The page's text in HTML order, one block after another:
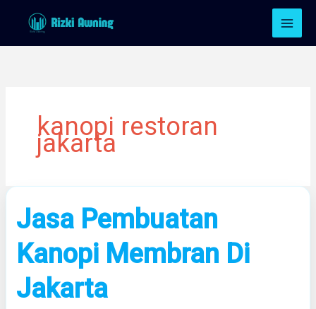
kanopi restoran
jakarta
Jasa Pembuatan
Kanopi Membran Di
Jakarta
Jasa
Pembuatan
Kanopi
Membran
Jakarta